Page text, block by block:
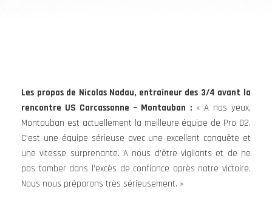
Les propos de Nicolas Nadau, entraîneur des 3/4 avant la
rencontre US Carcassonne – Montauban :« A nos yeux,
Montauban est actuellement la meilleure équipe de Pro D2.
C’est une équipe sérieuse avec une excellent conquête et
une vitesse surprenante. A nous d’être vigilants et de ne
pas tomber dans l’excès de confiance après notre victoire.
Nous nous préparons très sérieusement. »